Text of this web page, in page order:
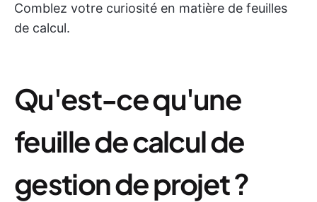
Comblez votre curiosité en matière de feuilles
de calcul.
Qu'est-ce qu'une
feuille de calcul de
gestion de projet ?